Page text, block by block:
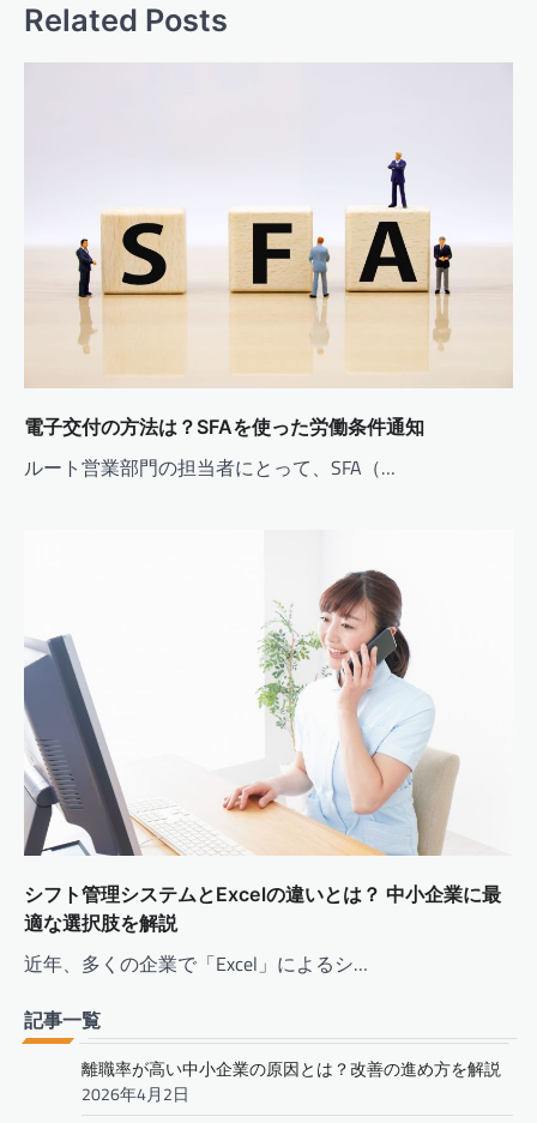
ゲ
ー
Related Posts
電子交付の方法は？SFAを使った労働条件通知
ルート営業部門の担当者にとって、SFA（…
シフト管理システムとExcelの違いとは？ 中小企業に最
適な選択肢を解説
近年、多くの企業で「Excel」によるシ…
記事一覧
離職率が高い中小企業の原因とは？改善の進め方を解説
2026年4月2日